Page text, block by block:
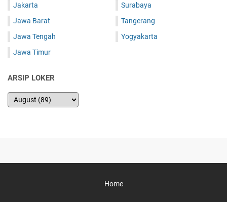
Jakarta
Jawa Barat
Jawa Tengah
Jawa Timur
Surabaya
Tangerang
Yogyakarta
ARSIP LOKER
Home